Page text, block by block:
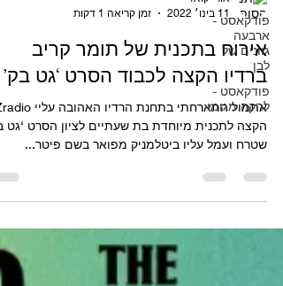
פודקאסט -
ארבעה
גוונים של
לבן
פודקאסט -
להקה מגומי
אורי קואז
אירוח בתכנית של תומר קריב
ברדיו הקצה לכבוד הסרט ‘גט בק’
הקצה לתכנית מיוחדת בת שעתיים לציון הסרט ‘גט